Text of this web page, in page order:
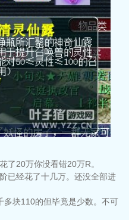
了20万你没看错20万R。
经花了十几万。还没全部进
块110的但毕竟是少数。不可